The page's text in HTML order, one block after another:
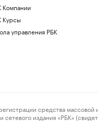
Компании
Курсы
управления РБК
средства массовой
издания «РБК»